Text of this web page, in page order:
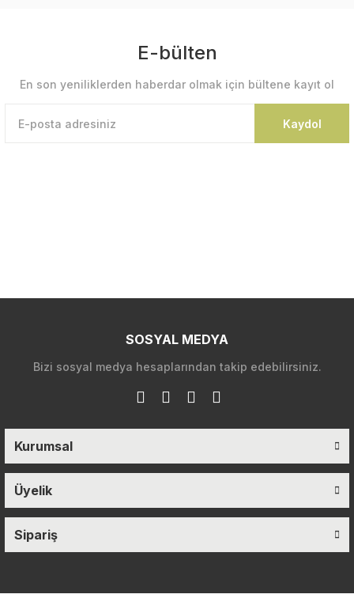
E-bülten
En son yeniliklerden haberdar olmak için bültene kayıt ol
Kaydol
SOSYAL MEDYA
Bizi sosyal medya hesaplarından takip edebilirsiniz.
Kurumsal
Üyelik
Sipariş